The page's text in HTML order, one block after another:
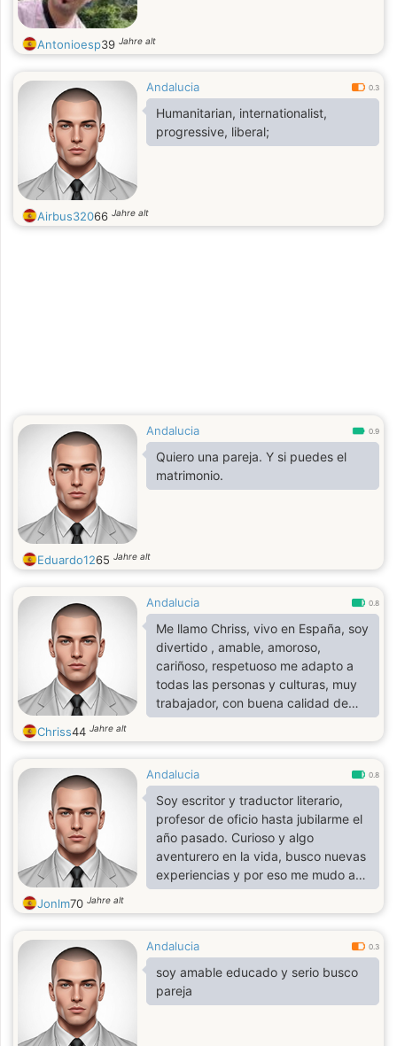
Antonioesp39 Jahre alt
Andalucia 0.3
Humanitarian, internationalist,
progressive, liberal;
Airbus32066 Jahre alt
Andalucia 0.9
Quiero una pareja. Y si puedes el
matrimonio.
Eduardo1265 Jahre alt
Andalucia 0.8
Me llamo Chriss, vivo en España, soy
divertido , amable, amoroso,
cariñoso, respetuoso me adapto a
todas las personas y culturas, muy
trabajador, con buena calidad de
vida la cual quiero compartir con
una buena mujer, a la cual trataré
Chriss44 Jahre alt
Andalucia 0.8
Soy escritor y traductor literario,
profesor de oficio hasta jubilarme el
año pasado. Curioso y algo
aventurero en la vida, busco nuevas
experiencias y por eso me mudo a
Colombia, cerca de Pereira, el año
que viene.
Jonlm70 Jahre alt
Andalucia 0.3
soy amable educado y serio busco
pareja